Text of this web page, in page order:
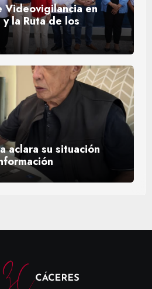
Videovigilancia en
la Ruta de los
aclara su situación